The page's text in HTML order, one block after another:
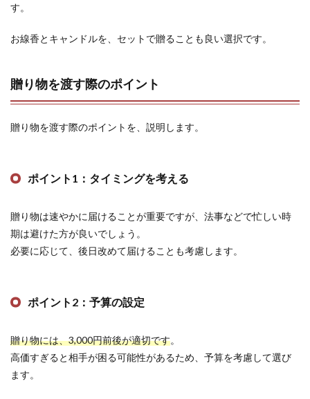
す。
お線香とキャンドルを、セットで贈ることも良い選択です。
贈り物を渡す際のポイント
贈り物を渡す際のポイントを、説明します。
ポイント1：タイミングを考える
贈り物は速やかに届けることが重要ですが、法事などで忙しい時
期は避けた方が良いでしょう。
必要に応じて、後日改めて届けることも考慮します。
ポイント2：予算の設定
贈り物には、3,000円前後が適切です。
高価すぎると相手が困る可能性があるため、予算を考慮して選び
ます。